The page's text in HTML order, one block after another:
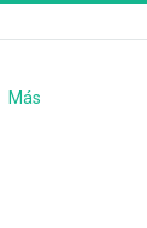
Más